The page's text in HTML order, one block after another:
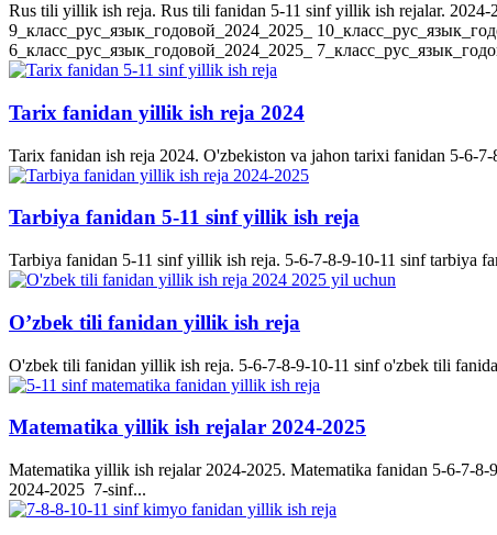
Rus tili yillik ish reja. Rus tili fanidan 5-11 sinf yillik ish rejalar.
9_класс_рус_язык_годовой_2024_2025_
6_класс_рус_язык_годовой_2024_2025_
Tarix fanidan yillik ish reja 2024
Tarix fanidan ish reja 2024. O'zbekiston va jahon tarixi fanidan 5-
Tarbiya fanidan 5-11 sinf yillik ish reja
Tarbiya fanidan 5-11 sinf yillik ish reja. 5-6-7-8-9-10-11 sinf
O’zbek tili fanidan yillik ish reja
O'zbek tili fanidan yillik ish reja. 5-6-7-8-9-10-11 sinf o'zbek tili
Matematika yillik ish rejalar 2024-2025
Matematika yillik ish rejalar 2024-2025. Matematika fanidan 5-6-7-
2024-2025 7-sinf...